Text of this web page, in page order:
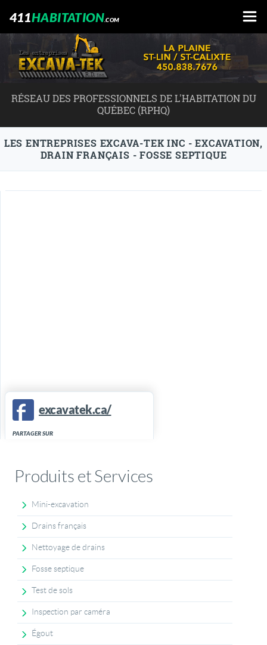
411HABITATION.COM
RÉSEAU DES PROFESSIONNELS DE L'HABITATION DU
QUÉBEC (RPHQ)
LES ENTREPRISES EXCAVA-TEK INC - EXCAVATION,
DRAIN FRANÇAIS - FOSSE SEPTIQUE
excavatek.ca/
PARTAGER SUR
Produits et Services
Mini-excavation
Drains français
Nettoyage de drains
Fosse septique
Test de sols
Inspection par caméra
Égout